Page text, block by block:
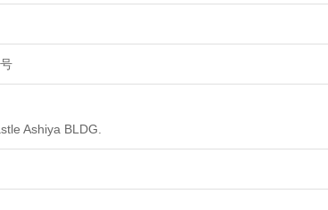
Ashiya BLDG.